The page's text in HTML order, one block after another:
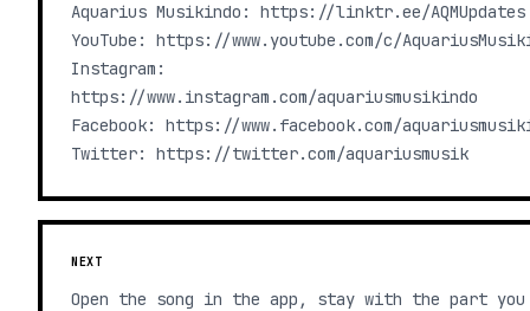
Aquarius Musikindo: https://linktr.ee/AQMUpdates
YouTube: https://www.youtube.com/c/
Instagram:
https://www.instagram.com/aquariusmusikindo
Facebook: https://www.facebook.com/
Twitter: https://twitter.com/aquariusmusik
NEXT
Open the song in the app, stay with the part you